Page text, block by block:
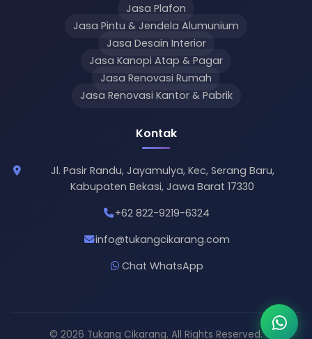
Jasa Plafon
Jasa Pintu & Jendela Alumunium
Jasa Desain Interior
Jasa Kanopi Atap & Pagar
Jasa Renovasi Rumah
Jasa Renovasi Kantor & Pabrik
Kontak
Jl. Pasir Randu, Jayamulya, Kec, Serang Baru,
Kabupaten Bekasi, Jawa Barat 17330
+62 822-9219-6324
info@tukangcikarang.com
Chat WhatsApp
© 2026 Tukang Cikarang. All Rights Reserved.